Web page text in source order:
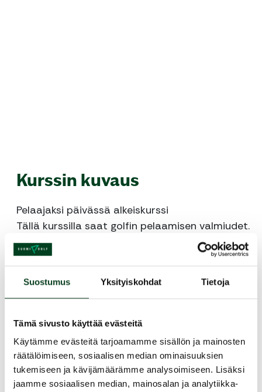
Suostumus Yksityiskohdat Tietoja
Tämä sivusto käyttää evästeitä
Käytämme evästeitä tarjoamamme sisällön ja mainosten
räätälöimiseen, sosiaalisen median ominaisuuksien
tukemiseen ja kävijämäärämme analysoimiseen. Lisäksi
jaamme sosiaalisen median, mainosalan ja analytiikka-
Kurssin kuvaus
Pelaajaksi päivässä alkeiskurssi
Tällä kurssilla saat golfin pelaamisen valmiudet.
Kurssilla käydään läpi eri pelin osa-alueet ja
lyönnit aina pitkistä lyönneistä puttaamiseen.
pelimuodot. Kurssi kestää 4h ja päättyy
Kurssin vetää PGA Pro Harri Murtonen
Kurssin hinta 99 €
Kurssin hintaan sisältyy opetuksen lisäksi
lainamailat ja harjoituspallot
Tervetuloa mukaan!